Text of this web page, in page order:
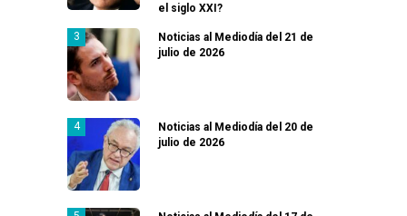
el siglo XXI?
Noticias al Mediodía del 21 de
julio de 2026
Noticias al Mediodía del 20 de
julio de 2026